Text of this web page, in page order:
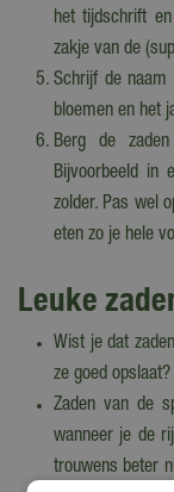
het tijdschrift
zakje van de
Schrijf de naam
bloemen en het
Berg de
Bijvoorbeeld in
zolder. Pas wel
eten zo je hele
Leuke
Wist je dat
ze goed opslaat?
Zaden van de
wanneer je de
trouwens beter